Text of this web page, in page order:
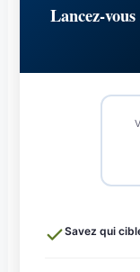
Lancez-
Savez qui